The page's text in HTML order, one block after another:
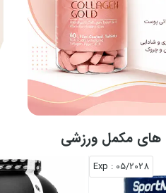
های مکمل ورزشی
05/2028
: Exp